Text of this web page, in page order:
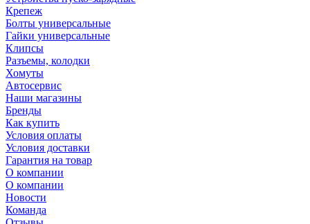
Крепеж
Болты универсальные
Гайки универсальные
Клипсы
Разъемы, колодки
Хомуты
Автосервис
Наши магазины
Бренды
Как купить
Условия оплаты
Условия доставки
Гарантия на товар
О компании
О компании
Новости
Команда